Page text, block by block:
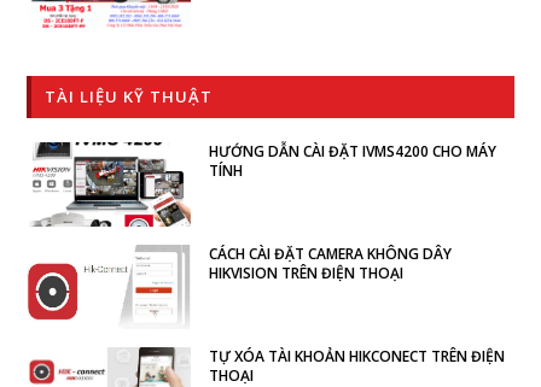
TÀI LIỆU KỸ THUẬT
HƯỚNG DẪN CÀI ĐẶT IVMS4200 CHO MÁY
TÍNH
CÁCH CÀI ĐẶT CAMERA KHÔNG DÂY
HIKVISION TRÊN ĐIỆN THOẠI
TỰ XÓA TÀI KHOẢN HIKCONECT TRÊN ĐIỆN
THOẠI